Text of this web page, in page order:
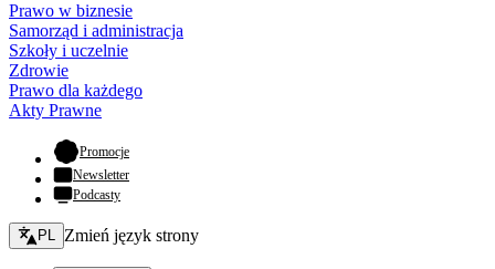
Prawo w biznesie
Samorząd i administracja
Szkoły i uczelnie
Zdrowie
Prawo dla każdego
Akty Prawne
Promocje- otwiera się w nowej karcie
Newsletter
Podcasty
Zmień język - bieżący:
PL Zmień język strony